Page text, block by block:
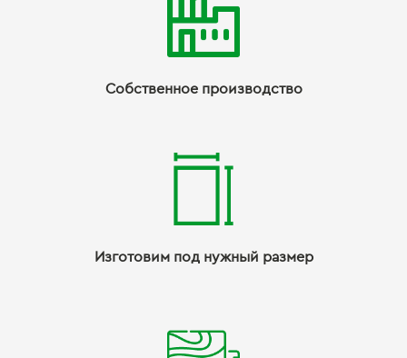
Собственное производство
Изготовим под нужный размер